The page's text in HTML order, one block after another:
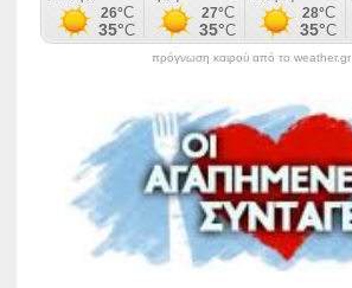
πρόγνωση καιρού από το weather.gr